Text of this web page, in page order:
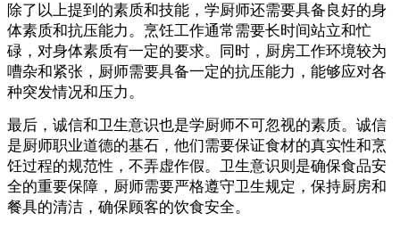
除了以上提到的素质和技能，学厨师还需要具备良好的身
体素质和抗压能力。烹饪工作通常需要长时间站立和忙
碌，对身体素质有一定的要求。同时，厨房工作环境较为
嘈杂和紧张，厨师需要具备一定的抗压能力，能够应对各
种突发情况和压力。
最后，诚信和卫生意识也是学厨师不可忽视的素质。诚信
是厨师职业道德的基石，他们需要保证食材的真实性和烹
饪过程的规范性，不弄虚作假。卫生意识则是确保食品安
全的重要保障，厨师需要严格遵守卫生规定，保持厨房和
餐具的清洁，确保顾客的饮食安全。